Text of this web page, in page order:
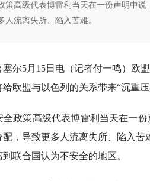
策高级代表博雷利当天在一份声明中
人流离失所、陷入苦难。
尔5月15日电（记者付一鸣）欧
欧盟与以色列的关系带来“沉重压
全政策高级代表博雷利当天在一
配，导致更多人流离失所、陷入
联合国认为不安全的地区。